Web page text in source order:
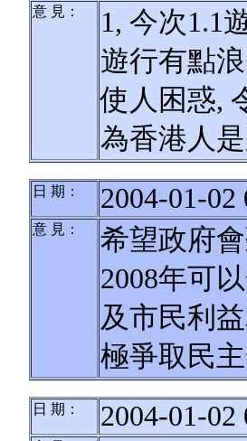
意 見：
1, 今次1.1
遊行有點
使人困惑,
為香港人
日 期： 2004-01-02
意 見：
希望政府
2008年可
及市民利
極爭取民主
日 期： 2004-01-02